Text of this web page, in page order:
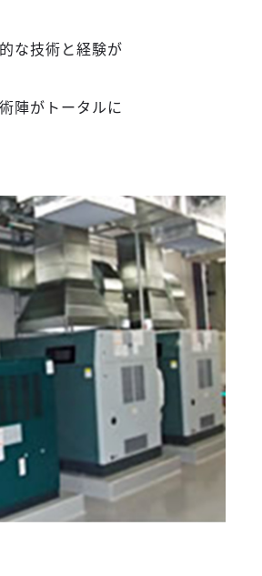
な技術と経験が
陣がトータルに